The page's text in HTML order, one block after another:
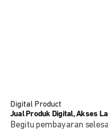
Digital Product
Jual Produk Digital, Akses
Begitu pembayaran